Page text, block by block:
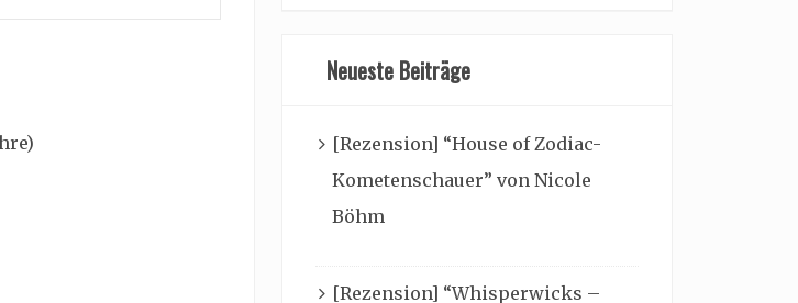
Neueste Beiträge
[Rezension] “House of Zodiac-
Kometenschauer” von Nicole
Böhm
[Rezension] “Whisperwicks –